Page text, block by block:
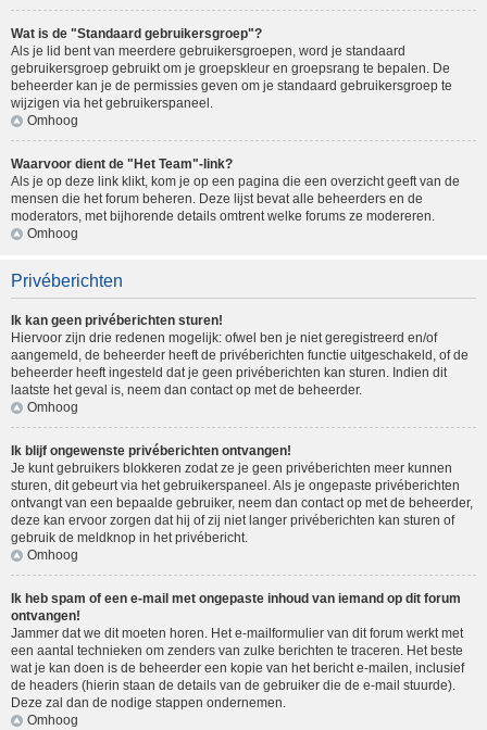
Wat is de "Standaard gebruikersgroep"?
Als je lid bent van meerdere gebruikersgroepen, word je standaard
gebruikersgroep gebruikt om je groepskleur en groepsrang te bepalen. De
beheerder kan je de permissies geven om je standaard gebruikersgroep te
wijzigen via het gebruikerspaneel.
Omhoog
Waarvoor dient de "Het Team"-link?
Als je op deze link klikt, kom je op een pagina die een overzicht geeft van de
mensen die het forum beheren. Deze lijst bevat alle beheerders en de
moderators, met bijhorende details omtrent welke forums ze modereren.
Omhoog
Privéberichten
Ik kan geen privéberichten sturen!
Hiervoor zijn drie redenen mogelijk: ofwel ben je niet geregistreerd en/of
aangemeld, de beheerder heeft de privéberichten functie uitgeschakeld, of de
beheerder heeft ingesteld dat je geen privéberichten kan sturen. Indien dit
laatste het geval is, neem dan contact op met de beheerder.
Omhoog
Ik blijf ongewenste privéberichten ontvangen!
Je kunt gebruikers blokkeren zodat ze je geen privéberichten meer kunnen
sturen, dit gebeurt via het gebruikerspaneel. Als je ongepaste privéberichten
ontvangt van een bepaalde gebruiker, neem dan contact op met de beheerder,
deze kan ervoor zorgen dat hij of zij niet langer privéberichten kan sturen of
gebruik de meldknop in het privébericht.
Omhoog
Ik heb spam of een e-mail met ongepaste inhoud van iemand op dit forum
ontvangen!
Jammer dat we dit moeten horen. Het e-mailformulier van dit forum werkt met
een aantal technieken om zenders van zulke berichten te traceren. Het beste
wat je kan doen is de beheerder een kopie van het bericht e-mailen, inclusief
de headers (hierin staan de details van de gebruiker die de e-mail stuurde).
Deze zal dan de nodige stappen ondernemen.
Omhoog